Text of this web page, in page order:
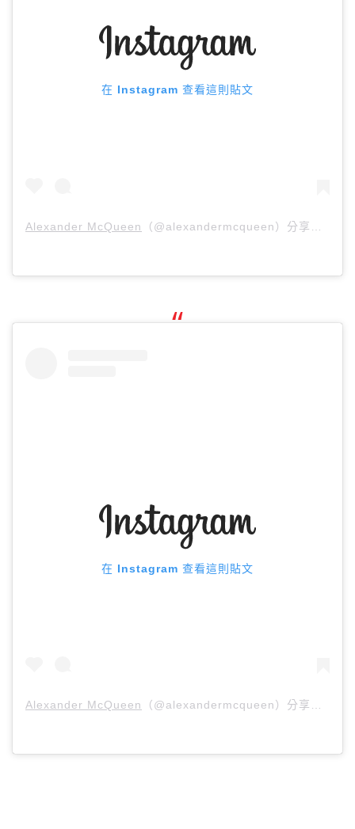
在 Instagram 查看這則貼文
Alexander McQueen （@alexandermcqueen）分享的貼文 於
在 Instagram 查看這則貼文
Alexander McQueen （@alexandermcqueen）分享的貼文 於